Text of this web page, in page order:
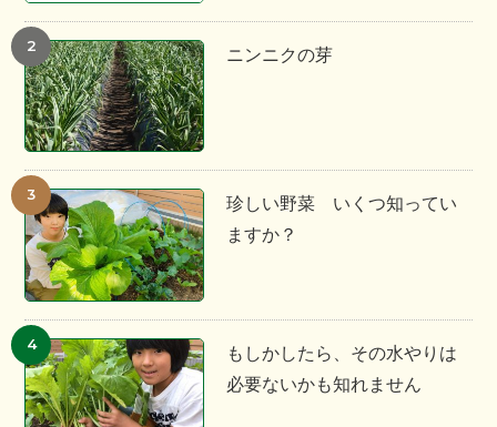
ニンニクの芽
珍しい野菜 いくつ知ってい
ますか？
もしかしたら、その水やりは
必要ないかも知れません